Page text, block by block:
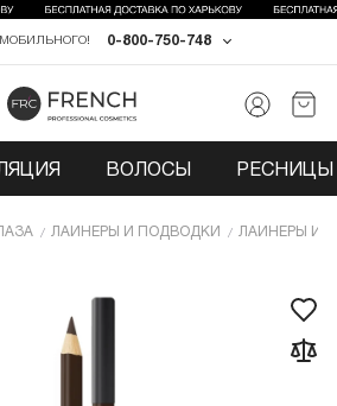
0-800-750-748
МОБИЛЬНОГО!
ВОЛОСЫ РЕСНИЦЫ
ЛАЙНЕРЫ И ПОДВОДКИ ЛАЙНЕРЫ И